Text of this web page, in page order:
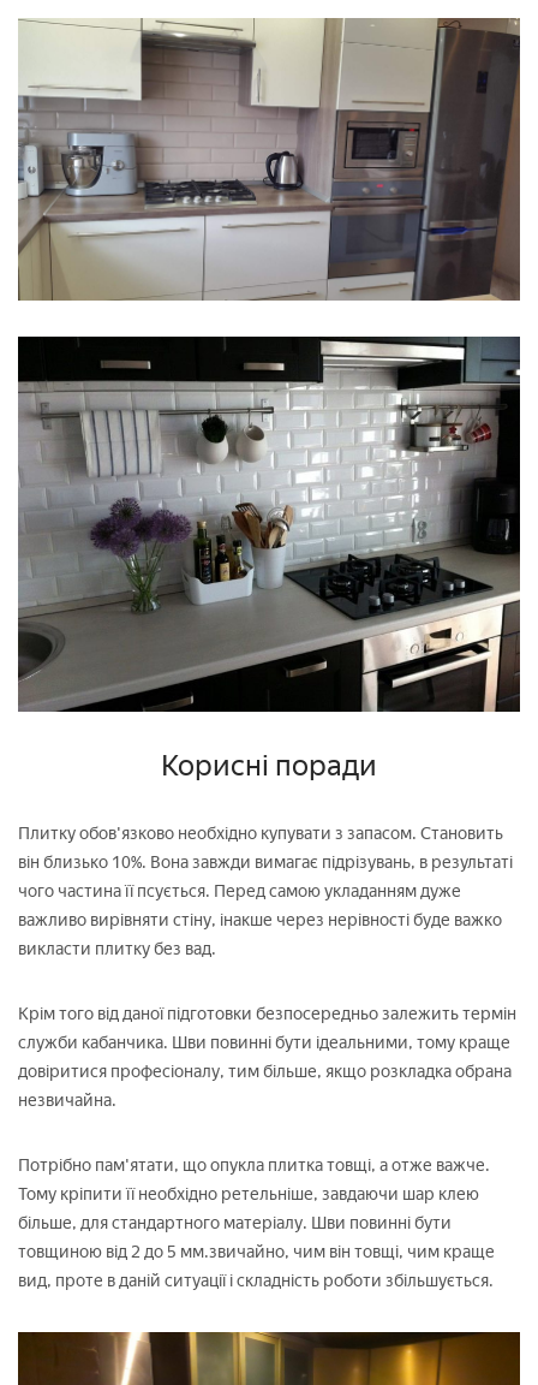
Корисні поради
Плитку обов'язково необхідно купувати з запасом. Становить
він близько 10%. Вона завжди вимагає підрізувань, в результаті
чого частина її псується. Перед самою укладанням дуже
важливо вирівняти стіну, інакше через нерівності буде важко
викласти плитку без вад.
Крім того від даної підготовки безпосередньо залежить термін
служби кабанчика. Шви повинні бути ідеальними, тому краще
довіритися професіоналу, тим більше, якщо розкладка обрана
незвичайна.
Потрібно пам'ятати, що опукла плитка товщі, а отже важче.
Тому кріпити її необхідно ретельніше, завдаючи шар клею
більше, для стандартного матеріалу. Шви повинні бути
товщиною від 2 до 5 мм.звичайно, чим він товщі, чим краще
вид, проте в даній ситуації і складність роботи збільшується.